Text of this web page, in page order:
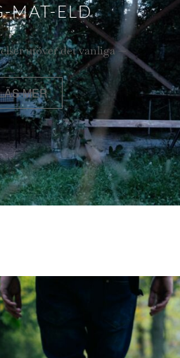
MAT-ELD
utöver det vanliga —
MER